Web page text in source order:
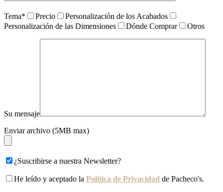
Tema* Precio
Personalización de los Acabados
Personalización de las Dimensiones
Dónde Comprar Otros
Su mensaje
Enviar archivo (5MB max)
¿Suscribirse a nuestra Newsletter?
He leído y aceptado la Política de Privacidad de Pacheco's.